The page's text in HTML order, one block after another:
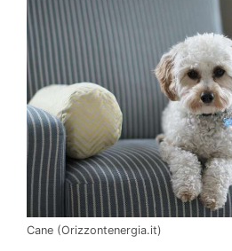
Cane (Orizzontenergia.it)